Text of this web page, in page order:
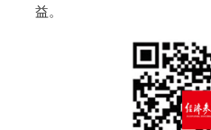
益。